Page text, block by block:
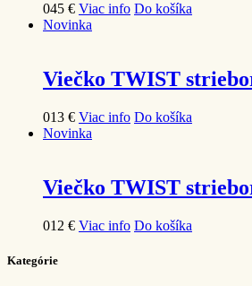
045 € Viac info Do košíka
Novinka
Viečko TWIST
013 € Viac info Do košíka
Novinka
Viečko TWIST
012 € Viac info Do košíka
Kategórie